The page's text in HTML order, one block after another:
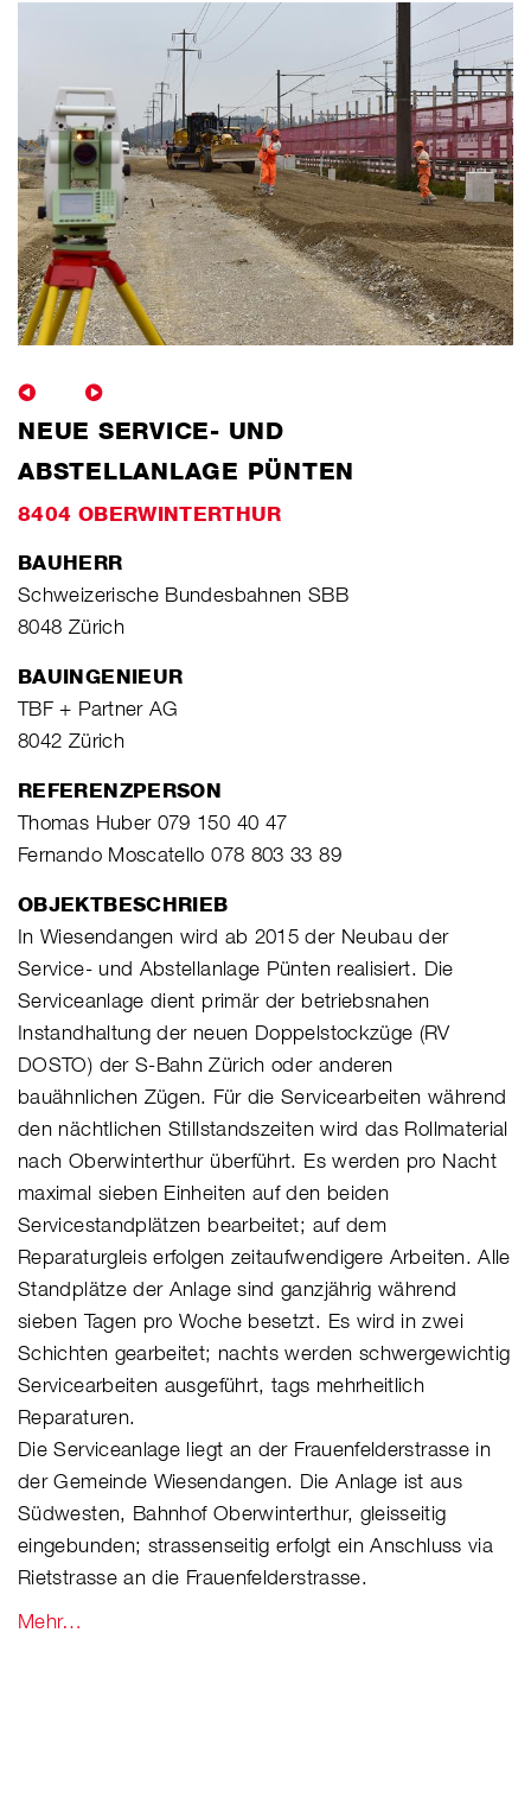
NEUE SERVICE- UND
ABSTELLANLAGE PÜNTEN
8404 OBERWINTERTHUR
BAUHERR
Schweizerische Bundesbahnen SBB
8048 Zürich
BAUINGENIEUR
TBF + Partner AG
8042 Zürich
REFERENZPERSON
Thomas Huber 079 150 40 47
Fernando Moscatello 078 803 33 89
OBJEKTBESCHRIEB
In Wiesendangen wird ab 2015 der Neubau der
Service- und Abstellanlage Pünten realisiert. Die
Serviceanlage dient primär der betriebsnahen
Instandhaltung der neuen Doppelstockzüge (RV
DOSTO) der S-Bahn Zürich oder anderen
bauähnlichen Zügen. Für die Servicearbeiten während
den nächtlichen Stillstandszeiten wird das Rollmaterial
nach Oberwinterthur überführt. Es werden pro Nacht
maximal sieben Einheiten auf den beiden
Servicestandplätzen bearbeitet; auf dem
Reparaturgleis erfolgen zeitaufwendigere Arbeiten. Alle
Standplätze der Anlage sind ganzjährig während
sieben Tagen pro Woche besetzt. Es wird in zwei
Schichten gearbeitet; nachts werden schwergewichtig
Servicearbeiten ausgeführt, tags mehrheitlich
Reparaturen.
Die Serviceanlage liegt an der Frauenfelderstrasse in
der Gemeinde Wiesendangen. Die Anlage ist aus
Südwesten, Bahnhof Oberwinterthur, gleisseitig
eingebunden; strassenseitig erfolgt ein Anschluss via
Rietstrasse an die Frauenfelderstrasse.
Mehr…